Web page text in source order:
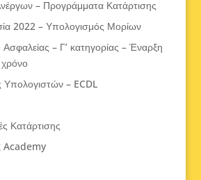
– Προγράμματα Κατάρτισης
2022 – Υπολογισμός Μορίων
Ασφαλείας – Γ’ κατηγορίας – Έναρξη
Υπολογιστών – ECDL
Κατάρτισης